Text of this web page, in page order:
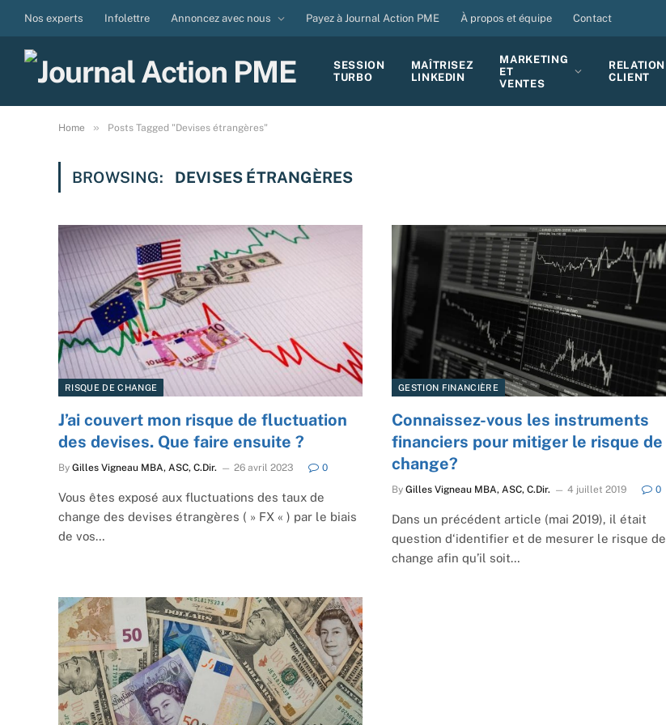
Nos experts Infolettre Annoncez avec nous Payez à Journal Action PME À propos et équipe Contact
SESSION
TURBO
MAÎTRISEZ
LINKEDIN
MARKETING
ET
VENTES
RELATION
CLIENT
Home » Posts Tagged "Devises étrangères"
BROWSING: DEVISES ÉTRANGÈRES
RISQUE DE CHANGE
J’ai couvert mon risque de fluctuation
des devises. Que faire ensuite ?
By Gilles Vigneau MBA, ASC, C.Dir. 26 avril 2023 0
Vous êtes exposé aux fluctuations des taux de
change des devises étrangères ( » FX « ) par le biais
de vos…
GESTION FINANCIÈRE
Connaissez-vous les instruments
financiers pour mitiger le risque de
change?
By Gilles Vigneau MBA, ASC, C.Dir. 4 juillet 2019 0
Dans un précédent article (mai 2019), il était
question d‘identifier et de mesurer le risque de
change afin qu’il soit…